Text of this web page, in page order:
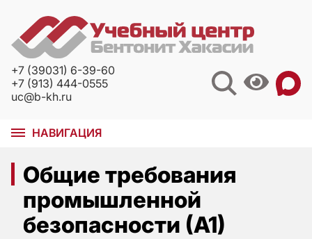
+7 (39031) 6-39-60
+7 (913) 444-0555
uc@b-kh.ru
НАВИГАЦИЯ
Общие требования
промышленной
безопасности (А1)